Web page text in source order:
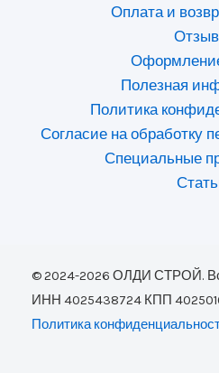
Оплата и
Полезная
Политика
Согласие на обработку
Специальные
© 2024-2026 ОЛДИ СТРОЙ.
ИНН 4025438724 КПП
Политика